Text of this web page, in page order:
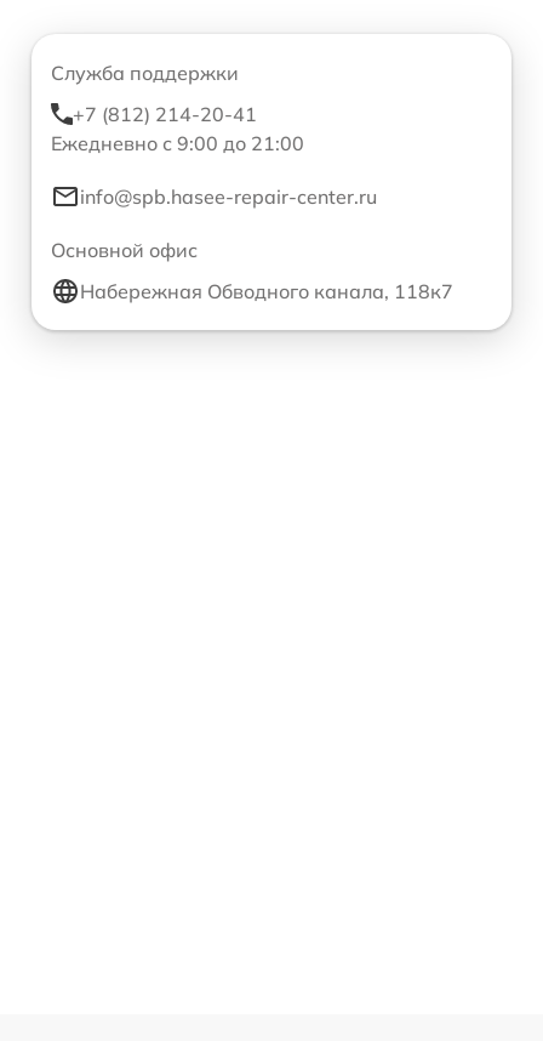
Служба поддержки
+7 (812) 214-20-41
Ежедневно с 9:00 до 21:00
info@spb.hasee-repair-center.ru
Основной офис
Набережная Обводного канала, 118к7